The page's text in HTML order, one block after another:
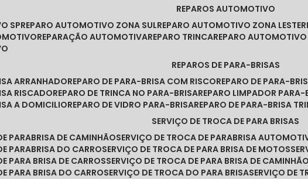
REPAROS AUTOMOTIVO
SP REPARO AUTOMOTIVO ZONA SUL REPARO AUTOMOTIVO ZONA LESTE
REPARAÇÃO AUTOMOTIVA REPARO TRINCA REPARO
REPAROS DE PARA-BRISAS
ARRANHADO REPARO DE PARA-BRISA COM RISCO REPARO DE PARA-
RISCADO REPARO DE TRINCA NO PARA-BRISA REPARO LIMPADOR
A DOMICILIO REPARO DE VIDRO PARA-BRISA REPARO DE PARA-BRISA
SERVIÇO DE TROCA DE PARA BRISAS
PARABRISA DE CAMINHÃO SERVIÇO DE TROCA DE PARABRISA
PARABRISA DO CARRO SERVIÇO DE TROCA DE PARA BRISA DE MOTOS
PARA BRISA DE CARROS SERVIÇO DE TROCA DE PARA BRISA DE CAMINHÃO
PARA BRISA DO CARRO SERVIÇO DE TROCA DO PARA BRISA SERVIÇO DE